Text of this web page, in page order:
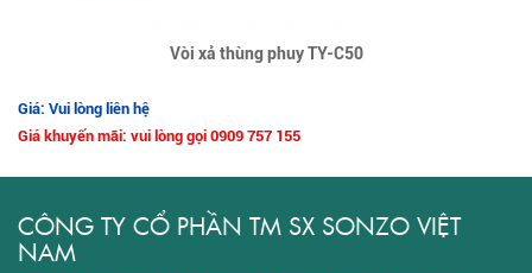
Vòi xả thùng phuy TY-C50
Giá: Vui lòng liên hệ
Giá khuyến mãi: vui lòng gọi 0909 757 155
CÔNG TY CỔ PHẦN TM SX SONZO VIỆT
NAM